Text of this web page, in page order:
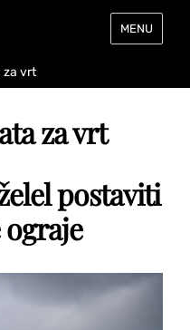
MENU
za vrt
za vrt
postaviti